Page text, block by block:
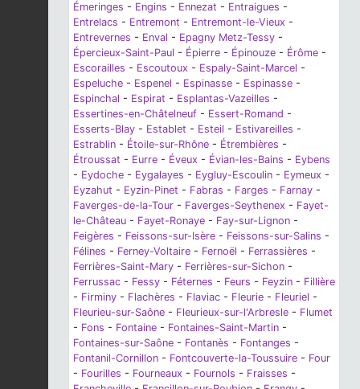
Émeringes - Engins - Ennezat - Entraigues -
Entrelacs - Entremont - Entremont-le-Vieux -
Entrevernes - Enval - Epagny Metz-Tessy -
Épercieux-Saint-Paul - Épierre - Épinouze - Érôme -
Escorailles - Escoutoux - Espaly-Saint-Marcel -
Espeluche - Espenel - Espinasse - Espinasse -
Espinchal - Espirat - Esplantas-Vazeilles -
Essertines-en-Châtelneuf - Essert-Romand -
Esserts-Blay - Establet - Esteil - Estivareilles -
Estrablin - Étoile-sur-Rhône - Étrembières -
Étroussat - Eurre - Éveux - Évian-les-Bains - Eybens
- Eydoche - Eygalayes - Eygluy-Escoulin - Eymeux -
Eyzahut - Eyzin-Pinet - Fabras - Farges - Farnay -
Faverges-de-la-Tour - Faverges-Seythenex - Fayet-
le-Château - Fayet-Ronaye - Fay-sur-Lignon -
Feigères - Feissons-sur-Isère - Feissons-sur-Salins -
Félines - Ferney-Voltaire - Fernoël - Ferrassières -
Ferrières-Saint-Mary - Ferrières-sur-Sichon -
Ferrussac - Fessy - Féternes - Feurs - Feyzin - Fillière
- Firminy - Flachères - Flaviac - Fleurie - Fleuriel -
Fleurieu-sur-Saône - Fleurieux-sur-l'Arbresle - Flumet
- Fons - Fontaine - Fontaines-Saint-Martin -
Fontaines-sur-Saône - Fontanès - Fontanges -
Fontanil-Cornillon - Fontcouverte-la-Toussuire - Four
- Fourilles - Fourneaux - Fournols - Fraisses -